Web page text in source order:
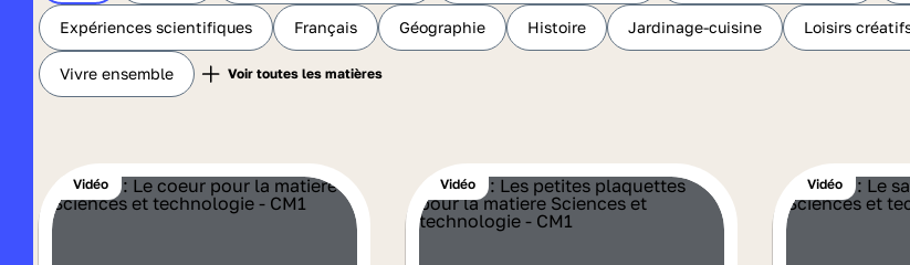
Expériences scientifiques Français Géographie Histoire Jardinage-cuisine Loisirs
Vivre ensemble
Vidéo Vidéo Vidéo